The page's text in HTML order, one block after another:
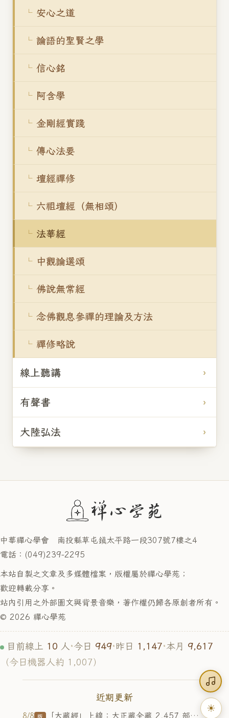
安心之道
論語的聖賢之學
信心銘
阿含學
金剛經實踐
傳心法要
壇經禪修
六祖壇經（無相頌）
法華經
中觀論選頌
佛說無常經
念佛觀息參禪的理論及方法
禪修略說
線上聽講
有聲書
大陸弘法
中華禪心學會 南投縣草屯鎮太平路一段307號7樓之4
電話：(049)239-2295
本站自製之文章及多媒體檔案，版權屬於禪心學苑；
歡迎轉載分享。
站內引用之外部圖文與背景音樂，著作權仍歸各原創者所有。
© 2026 禪心學苑
目前線上 10 人·今日 949·昨日 1,147·本月 9,617
（今日機器人約 1,007）
近期更新
8/8 版 「大藏經」上線：大正藏全藏 2,457 部、8,982 卷可線上閱讀（含目錄選單、經名快搜、校勘註、朗讀、三色系），入口在選單最右
☀